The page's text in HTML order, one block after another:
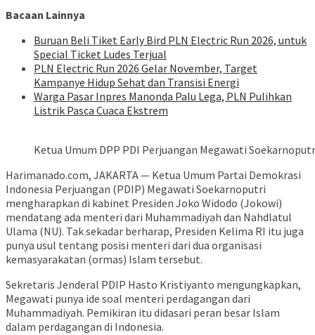
Bacaan Lainnya
Buruan Beli Tiket Early Bird PLN Electric Run 2026, untuk
Special Ticket Ludes Terjual
PLN Electric Run 2026 Gelar November, Target
Kampanye Hidup Sehat dan Transisi Energi
Warga Pasar Inpres Manonda Palu Lega, PLN Pulihkan
Listrik Pasca Cuaca Ekstrem
Ketua Umum DPP PDI Perjuangan Megawati
Harimanado.com, JAKARTA — Ketua Umum Partai Demokrasi
Indonesia Perjuangan (PDIP) Megawati Soekarnoputri
mengharapkan di kabinet Presiden Joko Widodo (Jokowi)
mendatang ada menteri dari Muhammadiyah dan Nahdlatul
Ulama (NU). Tak sekadar berharap, Presiden Kelima RI itu juga
punya usul tentang posisi menteri dari dua organisasi
kemasyarakatan (ormas) Islam tersebut.
Sekretaris Jenderal PDIP Hasto Kristiyanto mengungkapkan,
Megawati punya ide soal menteri perdagangan dari
Muhammadiyah. Pemikiran itu didasari peran besar Islam
dalam perdagangan di Indonesia.